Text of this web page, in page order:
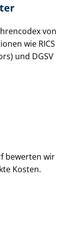
von
wie RICS
und DGSV
bewerten wir
Kosten.